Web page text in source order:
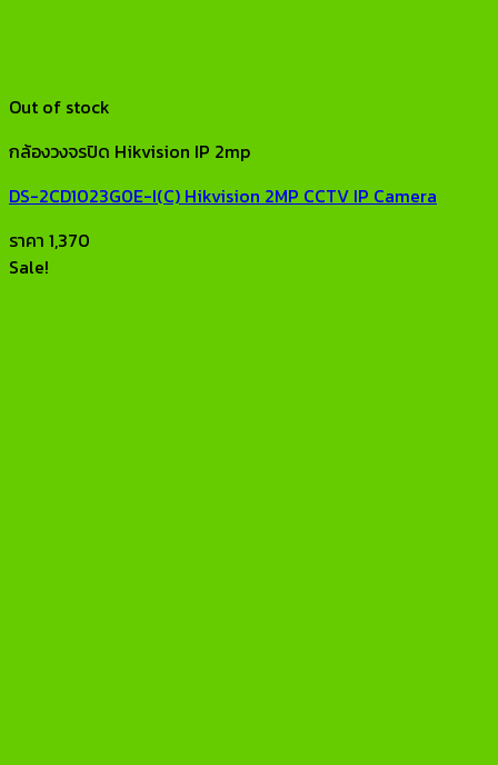
Out of stock
กล้องวงจรปิด Hikvision IP 2mp
DS-2CD1023G0E-I(C) Hikvision 2MP CCTV IP Camera
ราคา 1,370
Sale!